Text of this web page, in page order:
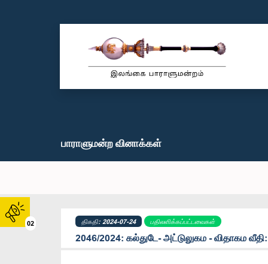
02
பாராளுமன்ற வினாக்கள்
திகதி: 2024-07-24 பதிலளிக்கப்பட்டவைகள்
2046/2024: கல்துடே- அட்டுலுகம - விதாகம